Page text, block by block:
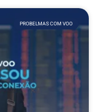
PROBELMAS COM VOO